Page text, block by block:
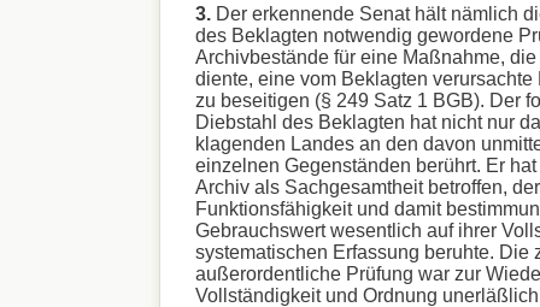
3.Der erkennende Senat hält nämlich
des Beklagten notwendig gewordene
Archivbestände für eine Maßnahme,
diente, eine vom Beklagten verursachte
zu beseitigen (§ 249 Satz 1 BGB). Der
Diebstahl des Beklagten hat nicht nur
klagenden Landes an den davon
einzelnen Gegenständen berührt. Er
Archiv als Sachgesamtheit betroffen,
Funktionsfähigkeit und damit
Gebrauchswert wesentlich auf ihrer
systematischen Erfassung beruhte. Die
außerordentliche Prüfung war zur
Vollständigkeit und Ordnung